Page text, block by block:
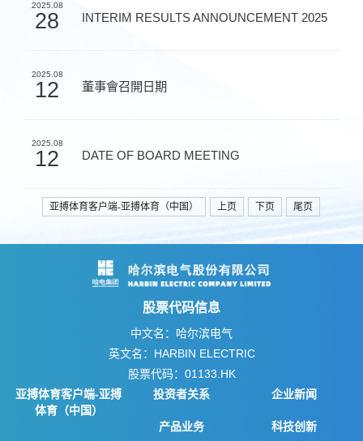
2025.08
28 INTERIM RESULTS ANNOUNCEMENT 2025
2025.08
12 董事會召開日期
2025.08
12 DATE OF BOARD MEETING
亚搏体育客户端-亚搏体育（中国） 上页 下页 尾页
股票代码信息
中文名：哈尔滨电气
英文名：HARBIN ELECTRIC
股票代码：01133.HK
亚搏体育客户端-亚搏
体育（中国）
投资者关系 企业新闻
产品业务 科技创新